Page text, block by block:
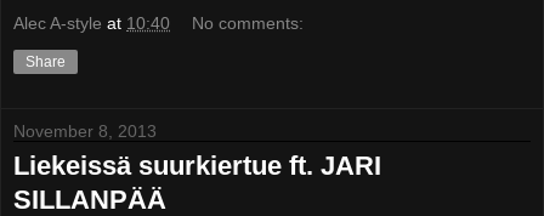
Alec A-style at 10:40 No comments:
Share
November 8, 2013
Liekeissä suurkiertue ft. JARI
SILLANPÄÄ